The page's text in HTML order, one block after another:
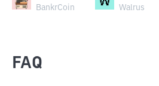
BankrCoin Walrus
FAQ